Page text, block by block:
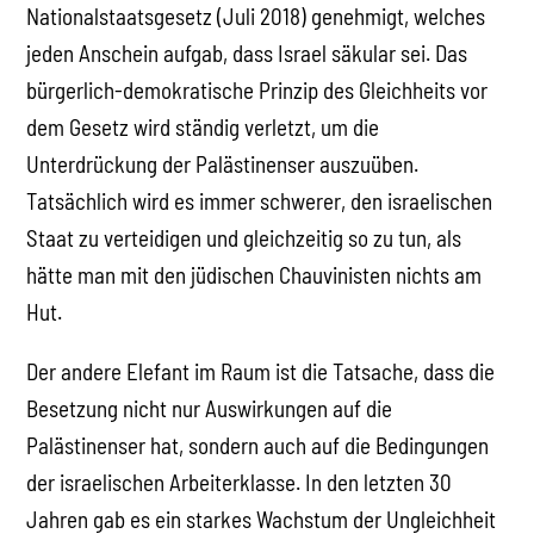
Nationalstaatsgesetz (Juli 2018) genehmigt, welches
jeden Anschein aufgab, dass Israel säkular sei. Das
bürgerlich-demokratische Prinzip des Gleichheits vor
dem Gesetz wird ständig verletzt, um die
Unterdrückung der Palästinenser auszuüben.
Tatsächlich wird es immer schwerer, den israelischen
Staat zu verteidigen und gleichzeitig so zu tun, als
hätte man mit den jüdischen Chauvinisten nichts am
Hut.
Der andere Elefant im Raum ist die Tatsache, dass die
Besetzung nicht nur Auswirkungen auf die
Palästinenser hat, sondern auch auf die Bedingungen
der israelischen Arbeiterklasse. In den letzten 30
Jahren gab es ein starkes Wachstum der Ungleichheit